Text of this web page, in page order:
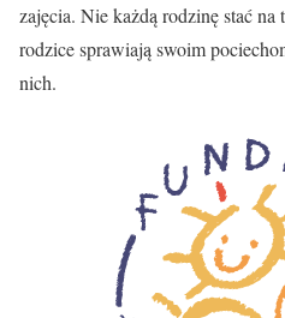
zajęcia. Nie każdą rodzinę stać
rodzice sprawiają swoim
nich.